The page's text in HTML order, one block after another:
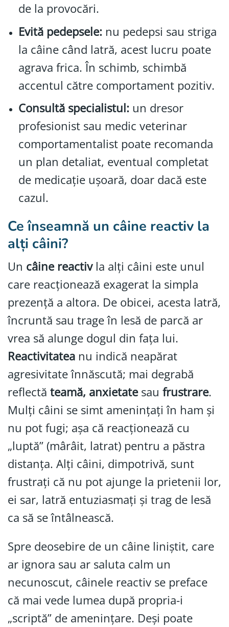
de la provocări.
Evită pedepsele: nu pedepsi sau striga
la câine când latră, acest lucru poate
agrava frica. În schimb, schimbă
accentul către comportament pozitiv.
Consultă specialistul: un dresor
profesionist sau medic veterinar
comportamentalist poate recomanda
un plan detaliat, eventual completat
de medicație ușoară, doar dacă este
cazul.
Ce înseamnă un câine reactiv la
alți câini?
Un câine reactivla alți câini este unul
care reacționează exagerat la simpla
prezență a altora. De obicei, acesta latră,
încruntă sau trage în lesă de parcă ar
vrea să alunge dogul din fața lui.
Reactivitatea nu indică neapărat
agresivitate înnăscută; mai degrabă
reflectă teamă, anxietatesau frustrare.
Mulți câini se simt amenințați în ham și
nu pot fugi; așa că reacționează cu
„luptă” (mârâit, latrat) pentru a păstra
distanța. Alți câini, dimpotrivă, sunt
frustrați că nu pot ajunge la prietenii lor,
ei sar, latră entuziasmați și trag de lesă
ca să se întâlnească.
Spre deosebire de un câine liniștit, care
ar ignora sau ar saluta calm un
necunoscut, câinele reactiv se preface
că mai vede lumea după propria-i
„scriptă” de amenințare. Deși poate